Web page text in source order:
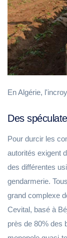
En Algérie,
Des
Pour durcir les
autorités exigent
des différentes
gendarmerie.
grand complexe
Cevital, basé à
près de 80% des